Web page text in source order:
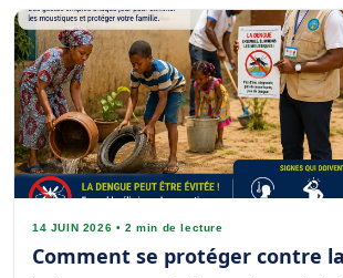
14 JUIN 2026 •2 min de lecture
Comment se protéger contre